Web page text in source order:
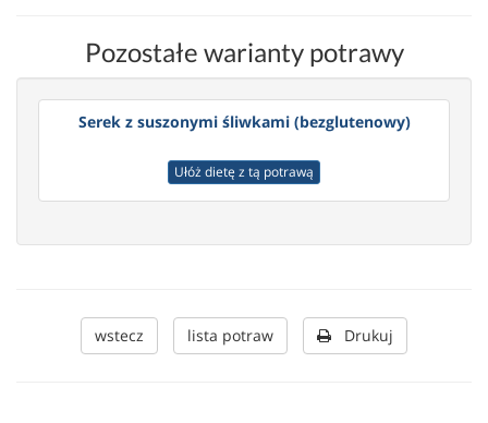
Pozostałe warianty potrawy
Serek z suszonymi śliwkami (bezglutenowy)
Ułóż dietę z tą potrawą
wstecz lista potraw Drukuj